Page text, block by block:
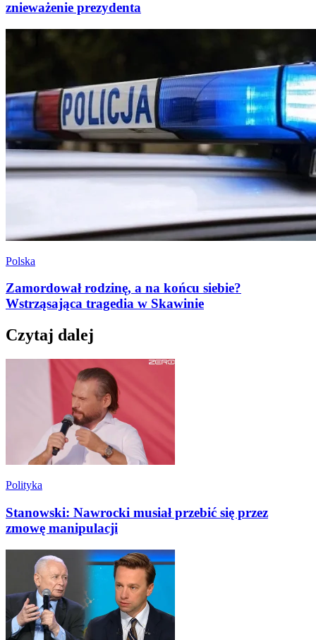
znieważenie prezydenta
Polska
Zamordował rodzinę, a na końcu siebie?
Wstrząsająca tragedia w Skawinie
Czytaj dalej
Polityka
Stanowski: Nawrocki musiał przebić się przez
zmowę manipulacji